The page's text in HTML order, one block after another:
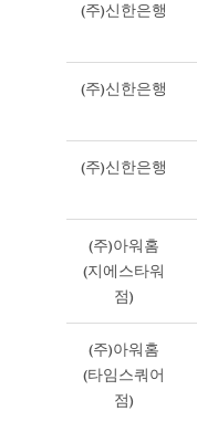
(주)신한은행
(주)신한은행
(주)신한은행
(주)아워홈
(지에스타워
점)
(주)아워홈
(타임스쿼어
점)